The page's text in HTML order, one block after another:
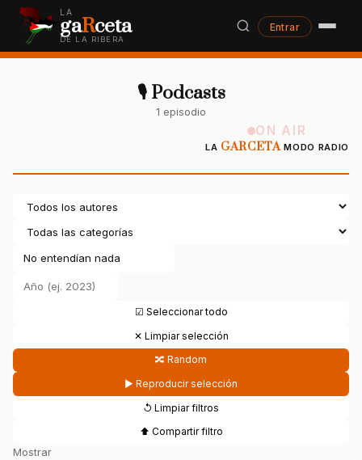
LA
gaRceta
DE LA RIBERA
Entrar
🎙 Podcasts
1 episodio
ON AIR
LA GARCETAMODO RADIO
☑ Seleccionar todo
✕ Limpiar selección
🔀 Random
▶ Reproducir selección
↺ Limpiar filtros
⬆ Compartir filtro
Mostrar